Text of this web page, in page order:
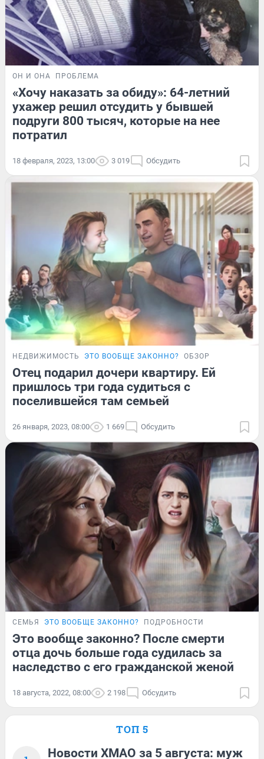
ОН И ОНА ПРОБЛЕМА
«Хочу наказать за обиду»: 64-летний
ухажер решил отсудить у бывшей
подруги 800 тысяч, которые на нее
потратил
18 февраля, 2023, 13:00 3 019 Обсудить
НЕДВИЖИМОСТЬ ЭТО ВООБЩЕ ЗАКОННО? ОБЗОР
Отец подарил дочери квартиру. Ей
пришлось три года судиться с
поселившейся там семьей
26 января, 2023, 08:00 1 669 Обсудить
СЕМЬЯ ЭТО ВООБЩЕ ЗАКОННО? ПОДРОБНОСТИ
Это вообще законно? После смерти
отца дочь больше года судилась за
наследство с его гражданской женой
18 августа, 2022, 08:00 2 198 Обсудить
ТОП 5
Новости ХМАО за 5 августа: муж